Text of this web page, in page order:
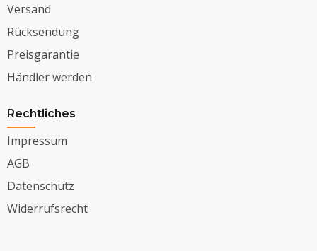
Versand
Rücksendung
Preisgarantie
Händler werden
Rechtliches
Impressum
AGB
Datenschutz
Widerrufsrecht